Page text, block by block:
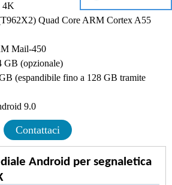
4K
Quad Core ARM Cortex A55
Mail-450
(opzionale)
(espandibile fino a 128 GB tramite
9.0
Contattaci
Android per segnaletica